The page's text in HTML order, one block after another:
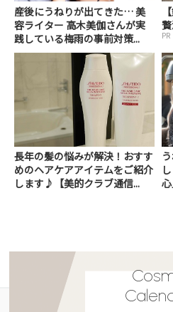
産後にうねりが出てきた… 美
容ライター 高木美伽さんが実
践している梅雨の事前対策...
PR
長年の髪の悩みが解決！おすす
めのヘアケアアイテムをご紹介
します♪【美的クラブ通信...